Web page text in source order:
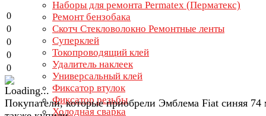
Наборы для ремонта Permatex (Перматекс)
Ремонт бензобака
Скотч Стекловолокно Ремонтные ленты
Суперклей
Токопроводящий клей
Удалитель наклеек
Универсальный клей
Фиксатор втулок
Фиксатор резьбы
Холодная сварка
0
0
0
0
0
Покупатели, которые приобрели Эмблема Fiat синяя 74